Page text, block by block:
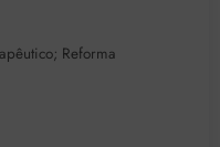
Reforma